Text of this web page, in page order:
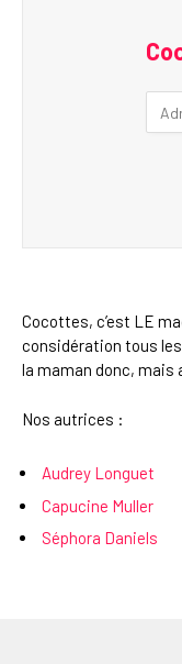
Cocottes, c’est LE
considération tous les
la maman donc, mais
Nos autrices :
Audrey Longuet
Capucine Muller
Séphora Daniels